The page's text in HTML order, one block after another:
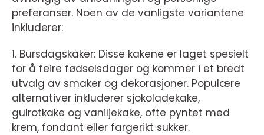
preferanser. Noen av de vanligste variantene
inkluderer:
1. Bursdagskaker: Disse kakene er laget spesielt
for å feire fødselsdager og kommer i et bredt
utvalg av smaker og dekorasjoner. Populære
alternativer inkluderer sjokoladekake,
gulrotkake og vaniljekake, ofte pyntet med
krem, fondant eller fargerikt sukker.